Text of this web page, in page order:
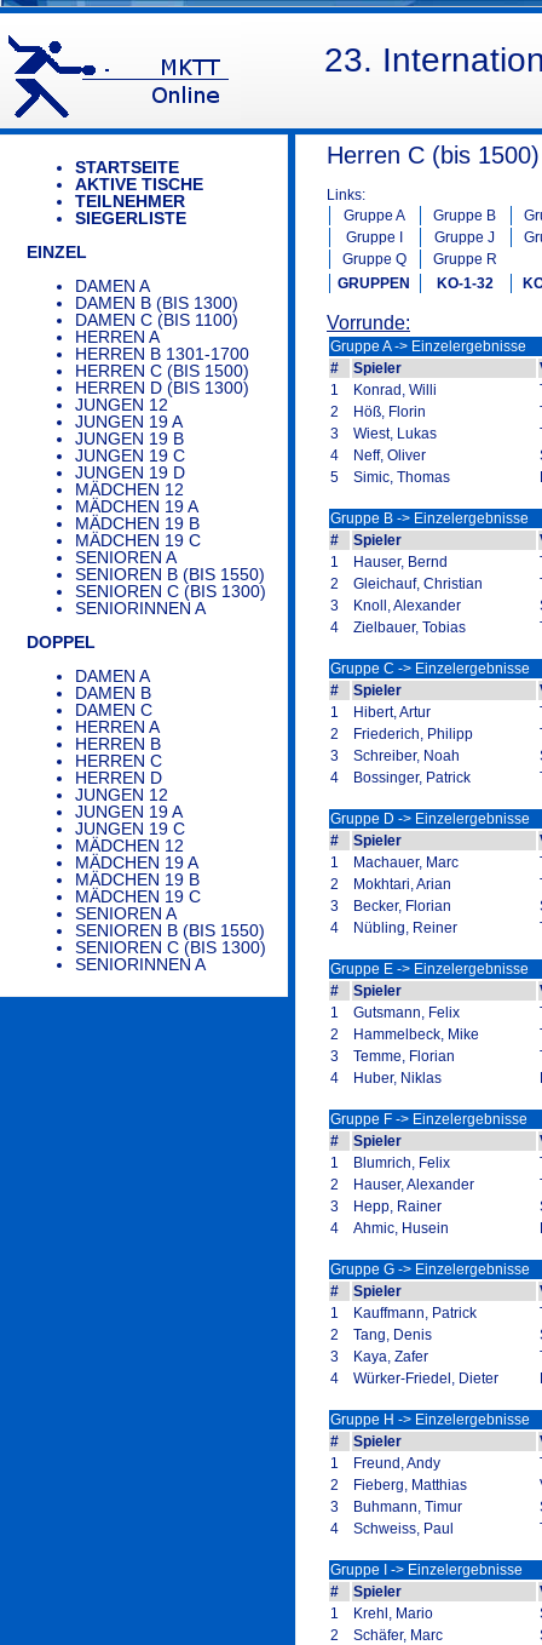
23.
STARTSEITE
AKTIVE TISCHE
TEILNEHMER
SIEGERLISTE
EINZEL
DAMEN A
DAMEN B (BIS 1300)
DAMEN C (BIS 1100)
HERREN A
HERREN B 1301-1700
HERREN C (BIS 1500)
HERREN D (BIS 1300)
JUNGEN 12
JUNGEN 19 A
JUNGEN 19 B
JUNGEN 19 C
JUNGEN 19 D
MÄDCHEN 12
MÄDCHEN 19 A
MÄDCHEN 19 B
MÄDCHEN 19 C
SENIOREN A
SENIOREN B (BIS 1550)
SENIOREN C (BIS 1300)
SENIORINNEN A
DOPPEL
DAMEN A
DAMEN B
DAMEN C
HERREN A
HERREN B
HERREN C
HERREN D
JUNGEN 12
JUNGEN 19 A
JUNGEN 19 C
MÄDCHEN 12
MÄDCHEN 19 A
MÄDCHEN 19 B
MÄDCHEN 19 C
SENIOREN A
SENIOREN B (BIS 1550)
SENIOREN C (BIS 1300)
SENIORINNEN A
Herren C (bis
Links:
Gruppe A
Gruppe B
Gruppe I
Gruppe J
Gruppe Q
Gruppe R
GRUPPEN
KO-1-32
Vorrunde:
Gruppe A -> Einzelergebnisse
#
Spieler
1
Konrad, Willi
2
Höß, Florin
3
Wiest, Lukas
4
Neff, Oliver
5
Simic, Thomas
Gruppe B -> Einzelergebnisse
#
Spieler
1
Hauser, Bernd
2
Gleichauf, Christian
3
Knoll, Alexander
4
Zielbauer, Tobias
Gruppe C -> Einzelergebnisse
#
Spieler
1
Hibert, Artur
2
Friederich, Philipp
3
Schreiber, Noah
4
Bossinger, Patrick
Gruppe D -> Einzelergebnisse
#
Spieler
1
Machauer, Marc
2
Mokhtari, Arian
3
Becker, Florian
4
Nübling, Reiner
Gruppe E -> Einzelergebnisse
#
Spieler
1
Gutsmann, Felix
2
Hammelbeck, Mike
3
Temme, Florian
4
Huber, Niklas
Gruppe F -> Einzelergebnisse
#
Spieler
1
Blumrich, Felix
2
Hauser, Alexander
3
Hepp, Rainer
4
Ahmic, Husein
Gruppe G -> Einzelergebnisse
#
Spieler
1
Kauffmann, Patrick
2
Tang, Denis
3
Kaya, Zafer
4
Würker-Friedel, Dieter
Gruppe H -> Einzelergebnisse
#
Spieler
1
Freund, Andy
2
Fieberg, Matthias
3
Buhmann, Timur
4
Schweiss, Paul
Gruppe I -> Einzelergebnisse
#
Spieler
1
Krehl, Mario
2
Schäfer, Marc